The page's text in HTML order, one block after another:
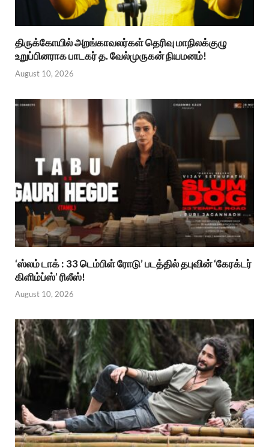
திருக்கோயில் அறங்காவலர்கள் தெரிவு மாநிலக்குழு
உறுப்பினராக பாடகர் த. வேல்முருகன் நியமனம்!
August 10, 2026
‘ஸ்லம் டாக் : 33 டெம்பிள் ரோடு’ படத்தில் தபுவின் ‘கேரக்டர்
கிளிம்ப்ஸ்’ ரிலீஸ்!
August 10, 2026